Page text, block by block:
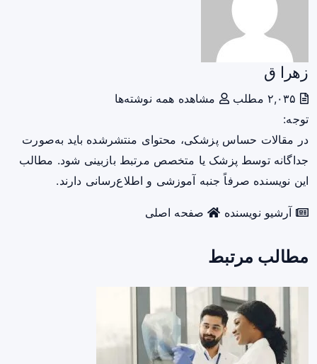
زهرا ق
مشاهده همه نوشته‌ها
توجه:
در مقالات حساس پزشکی، محتوای منتشرشده باید به‌صورت
جداگانه توسط پزشک یا متخصص مرتبط بازبینی شود. مطالب
این نویسنده صرفاً جنبه آموزشی و اطلاع‌رسانی دارند.
آرشیو نویسنده صفحه اصلی
مطالب مرتبط